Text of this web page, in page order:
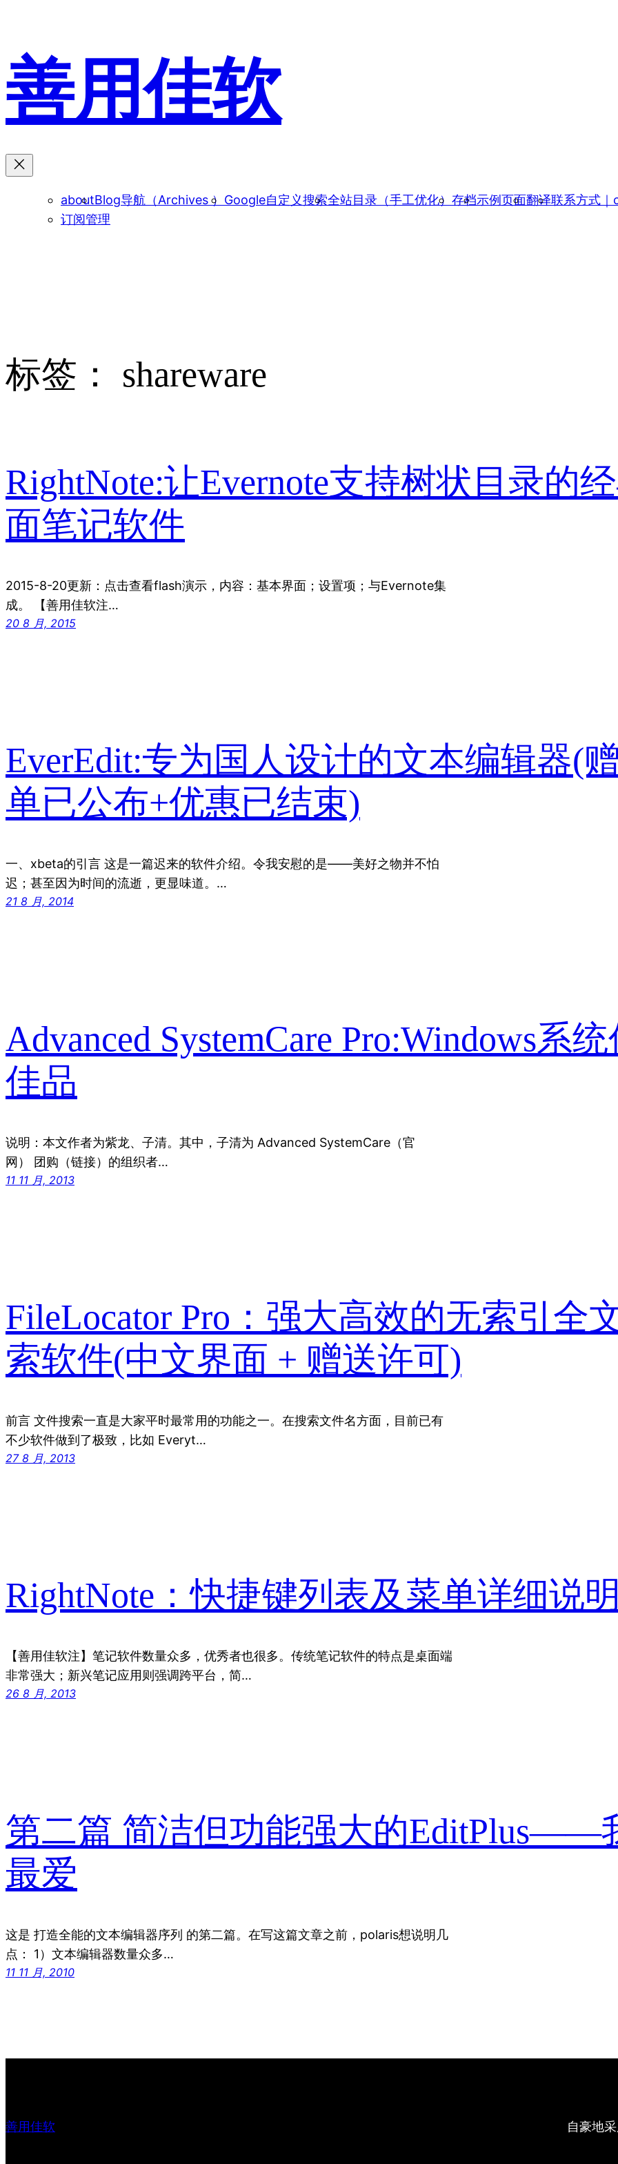
容
善用佳软
aboutBlog导航（Archives ） Google自定义搜索全站目录（手工优化） 存档示例页面翻译联系方式
订阅管理
标签： shareware
RightNote:让Evernote支持树状目录的
面笔记软件
2015-8-20更新：点击查看flash演示，内容：基本界面；设置项；与Evernote集
成。 【善用佳软注…
20 8 月, 2015
EverEdit:专为国人设计的文本编辑器(
单已公布+优惠已结束)
一、xbeta的引言 这是一篇迟来的软件介绍。令我安慰的是——美好之物并不怕
迟；甚至因为时间的流逝，更显味道。…
21 8 月, 2014
Advanced SystemCare Pro:Windows系
佳品
说明：本文作者为紫龙、子清。其中，子清为 Advanced SystemCare（官
网） 团购（链接）的组织者…
11 11 月, 2013
FileLocator Pro：强大高效的无索引全
索软件(中文界面 + 赠送许可)
前言 文件搜索一直是大家平时最常用的功能之一。在搜索文件名方面，目前已有
不少软件做到了极致，比如 Everyt…
27 8 月, 2013
RightNote：快捷键列表及菜单详细说
【善用佳软注】笔记软件数量众多，优秀者也很多。传统笔记软件的特点是桌面端
非常强大；新兴笔记应用则强调跨平台，简…
26 8 月, 2013
第二篇 简洁但功能强大的EditPlus——
最爱
这是 打造全能的文本编辑器序列 的第二篇。在写这篇文章之前，polaris想说明几
点： 1）文本编辑器数量众多…
11 11 月, 2010
善用佳软 自豪地